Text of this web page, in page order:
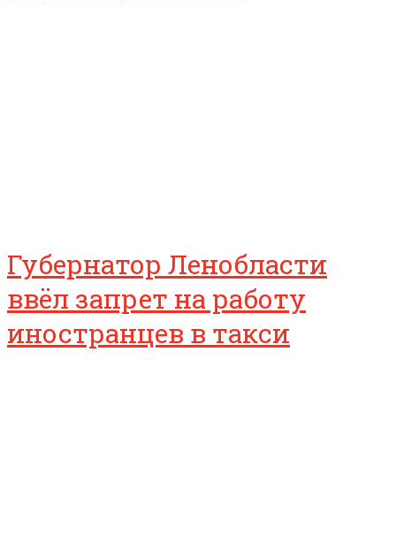
Губернатор Ленобласти
ввёл запрет на работу
иностранцев в такси